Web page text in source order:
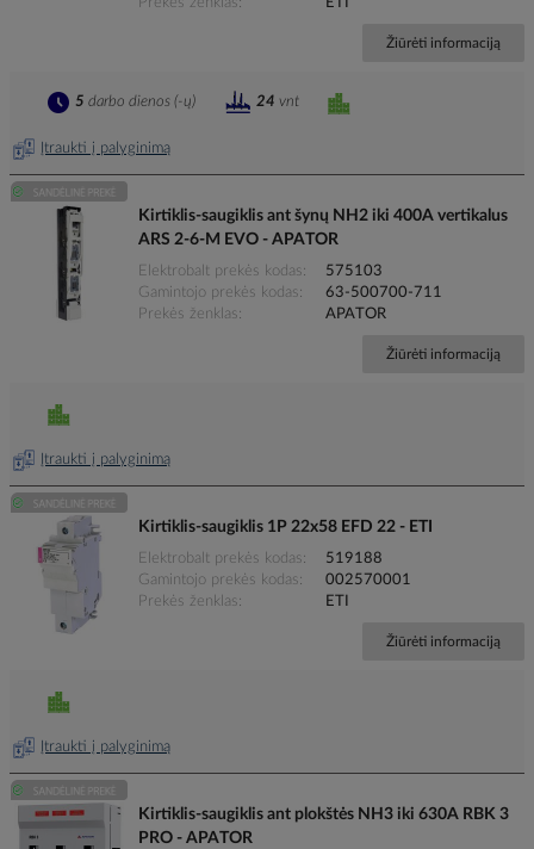
Prekės ženklas ETI
Žiūrėti informaciją
Įtraukti į palyginimą
5 darbo dienos (-ų) 24 vnt
Kirtiklis-saugiklis ant šynų NH2 iki 400A vertikalus
ARS 2-6-M EVO - APATOR
Elektrobalt prekės kodas
575103
Gamintojo prekės kodas
63-500700-711
Prekės ženklas
APATOR
Žiūrėti informaciją
Įtraukti į palyginimą
Kirtiklis-saugiklis 1P 22x58 EFD 22 - ETI
Elektrobalt prekės kodas
519188
Gamintojo prekės kodas
002570001
Prekės ženklas
ETI
Žiūrėti informaciją
Įtraukti į palyginimą
Kirtiklis-saugiklis ant plokštės NH3 iki 630A RBK 3
PRO - APATOR